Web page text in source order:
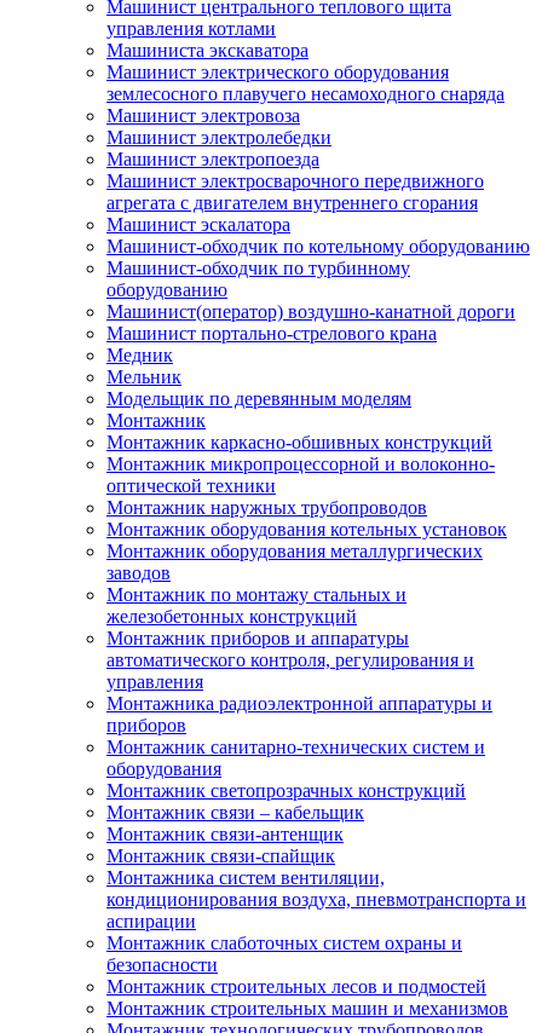
Машинист центрального теплового щита
управления котлами
Машиниста экскаватора
Машинист электрического оборудования
землесосного плавучего несамоходного снаряда
Машинист электровоза
Машинист электролебедки
Машинист электропоезда
Машинист электросварочного передвижного
агрегата с двигателем внутреннего сгорания
Машинист эскалатора
Машинист-обходчик по котельному оборудованию
Машинист-обходчик по турбинному
оборудованию
Машинист(оператор) воздушно-канатной дороги
Машинист портально-стрелового крана
Медник
Мельник
Модельщик по деревянным моделям
Монтажник
Монтажник каркасно-обшивных конструкций
Монтажник микропроцессорной и волоконно-
оптической техники
Монтажник наружных трубопроводов
Монтажник оборудования котельных установок
Монтажник оборудования металлургических
заводов
Монтажник по монтажу стальных и
железобетонных конструкций
Монтажник приборов и аппаратуры
автоматического контроля, регулирования и
управления
Монтажника радиоэлектронной аппаратуры и
приборов
Монтажник санитарно-технических систем и
оборудования
Монтажник светопрозрачных конструкций
Монтажник связи – кабельщик
Монтажник связи-антенщик
Монтажник связи-спайщик
Монтажника систем вентиляции,
кондиционирования воздуха, пневмотранспорта и
аспирации
Монтажник слаботочных систем охраны и
безопасности
Монтажник строительных лесов и подмостей
Монтажник строительных машин и механизмов